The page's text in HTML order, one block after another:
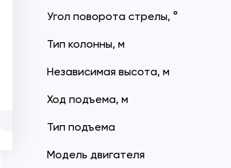
Угол поворота стрелы, °
Тип колонны, м
Независимая высота, м
Ход подъема, м
Тип подъема
Модель двигателя